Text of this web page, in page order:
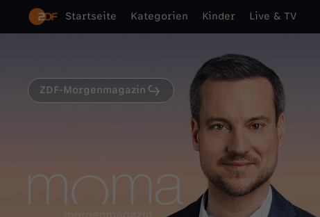
Startseite Kategorien Kinder Live & TV
ZDF-Morgenmagazin